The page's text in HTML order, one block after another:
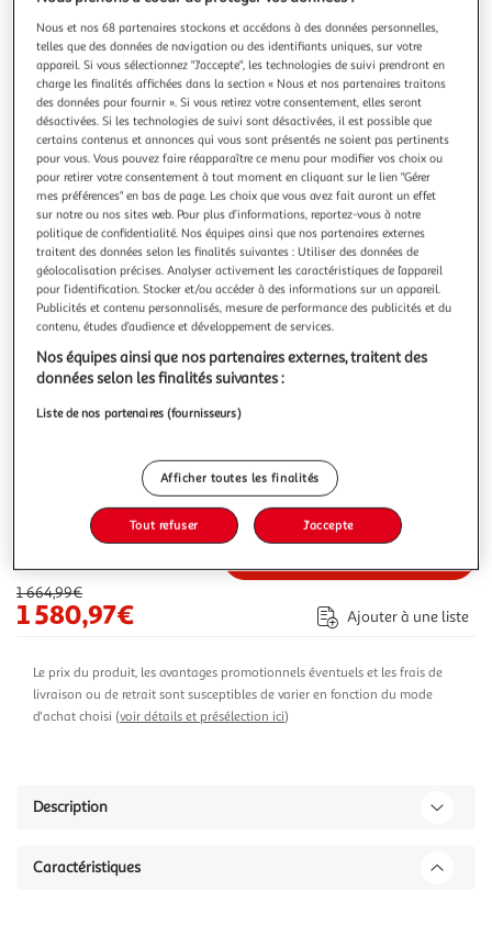
précédentesuivante
5.0 (7)
CANON
Objectif pour Hybride RF 70-200mm F4 L IS USM
Lumineux (f/2.8 et supérieur) : Oui Objectif tropicalisé : Non
Tranche de focale : De 71 à 300 mm Bouchon d'objectif
avant : Oui
En savoir +
Vendu parMultishop
Livraison dès 6/7 jours
4,99€
Plus d'options
Vendu parMultishop
Plus d'options
Vendu par2KINGS
2 024,59€
1 664,99€
1 580,97€ Ajouter à une liste
Le prix du produit, les avantages promotionnels éventuels et les frais de
livraison ou de retrait sont susceptibles de varier en fonction du mode
d'achat choisi (voir détails et présélection ici)
Description
Caractéristiques
Nous et nos 68 partenaires stockons et accédons à des données personnelles,
telles que des données de navigation ou des identifiants uniques, sur votre
appareil. Si vous sélectionnez "J'accepte", les technologies de suivi prendront en
charge les finalités affichées dans la section « Nous et nos partenaires traitons
des données pour fournir ». Si vous retirez votre consentement, elles seront
désactivées. Si les technologies de suivi sont désactivées, il est possible que
certains contenus et annonces qui vous sont présentés ne soient pas pertinents
pour vous. Vous pouvez faire réapparaître ce menu pour modifier vos choix ou
pour retirer votre consentement à tout moment en cliquant sur le lien "Gérer
mes préférences" en bas de page. Les choix que vous avez fait auront un effet
sur notre ou nos sites web. Pour plus d’informations, reportez-vous à notre
politique de confidentialité. Nos équipes ainsi que nos partenaires externes
traitent des données selon les finalités suivantes : Utiliser des données de
géolocalisation précises. Analyser activement les caractéristiques de l’appareil
pour l’identification. Stocker et/ou accéder à des informations sur un appareil.
Publicités et contenu personnalisés, mesure de performance des publicités et du
contenu, études d’audience et développement de services.
Nos équipes ainsi que nos partenaires externes, traitent des
données selon les finalités suivantes :
Liste de nos partenaires (fournisseurs)
Afficher toutes les finalités
Tout refuser J'accepte